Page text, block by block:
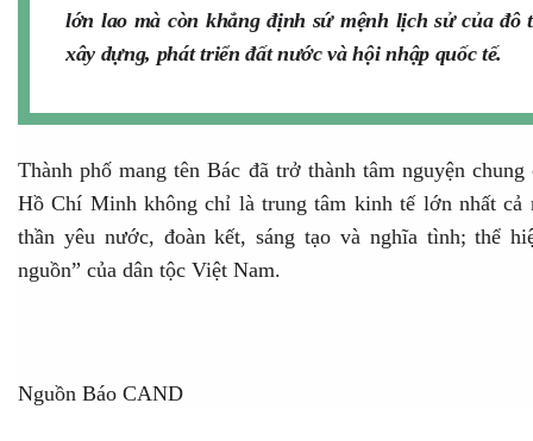
lớn lao mà còn khẳng định sứ mệnh lịch sử của đô
xây dựng, phát triển đất nước và hội nhập quốc tế.
Thành phố mang tên Bác đã trở thành tâm nguyện
Hồ Chí Minh không chỉ là trung tâm kinh tế lớn nhất cả
thần yêu nước, đoàn kết, sáng tạo và nghĩa tình; thể
nguồn” của dân tộc Việt Nam.
Nguồn Báo CAND